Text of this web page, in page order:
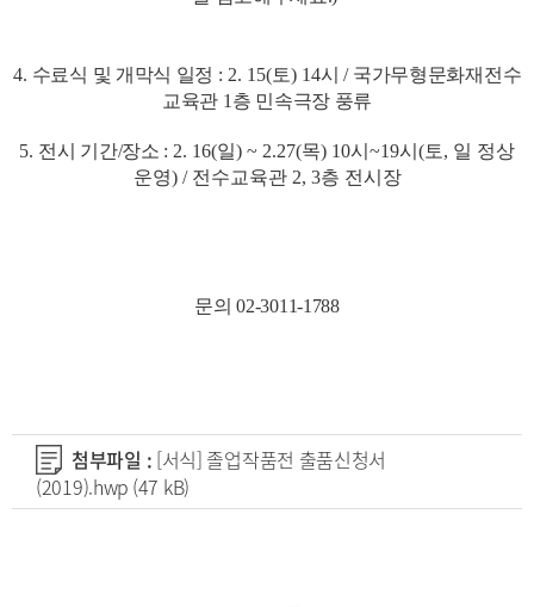
4. 수료식 및 개막식 일정 : 2. 15(토) 14시 / 국가무형문화재전수
교육관 1 층 민속극장 풍류
5. 전시 기간/장소 : 2. 16(일) ~ 2.27(목) 10시~19시(토, 일 정상
운영) / 전수교육관 2, 3층 전시장
문의 02-3011-1788
첨부파일 : [서식] 졸업작품전 출품신청서
(2019).hwp (47 kB)